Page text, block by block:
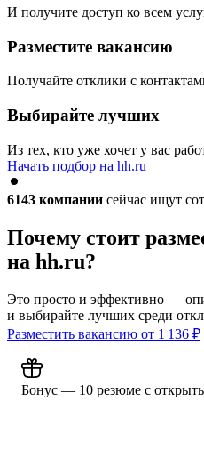
И получите доступ ко всем
Разместите вакансию
Получайте отклики с
Выбирайте лучших
Из тех, кто уже хочет у вас
Начать подбор на hh.ru
6143 компании сейчас ищут
Почему стоит
на hh.ru?
Это просто и эффективно —
и выбирайте лучших среди
Разместить вакансию от 1 136 ₽
Бонус — 10 резюме с